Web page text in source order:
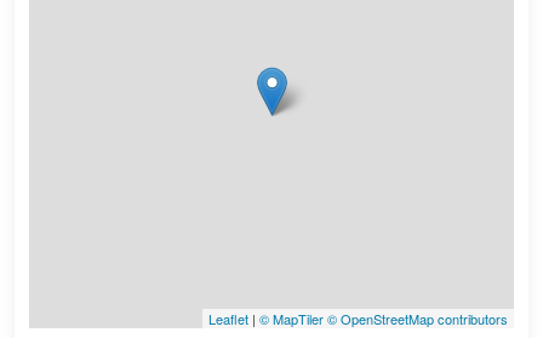
Leaflet | © MapTiler© OpenStreetMap contributors